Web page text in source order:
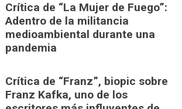
Crítica de “La Mujer de Fuego”:
Adentro de la militancia
medioambiental durante una
pandemia
Crítica de “Franz”, biopic sobre
Franz Kafka, uno de los